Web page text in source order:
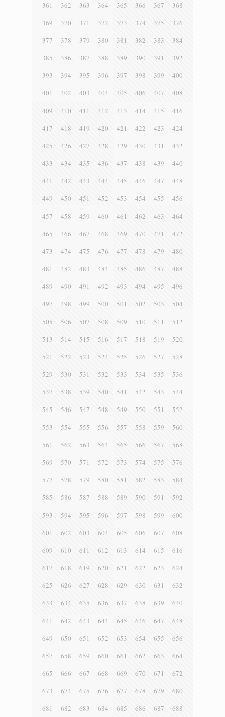
361 362 363 364 365 366 367
368
369
370 371 372 373 374 375
376
377
378 379 380 381 382 383
384
385
386 387 388 389 390 391
392
393
394 395 396 397 398 399
400
401
402 403 404 405 406 407
408
409
410 411 412 413 414 415
416
417
418 419 420 421 422 423
424
425
426 427 428 429 430 431
432
433
434 435 436 437 438 439
440
441
442 443 444 445 446 447
448
449
450 451 452 453 454 455
456
457
458 459 460 461 462 463
464
465
466 467 468 469 470 471
472
473
474 475 476 477 478 479
480
481
482 483 484 485 486 487
488
489
490 491 492 493 494 495
496
497
498 499 500 501 502 503
504
505
506 507 508 509 510 511
512
513
514 515 516 517 518 519
520
521
522 523 524 525 526 527
528
529
530 531 532 533 534 535
536
537
538 539 540 541 542 543
544
545
546 547 548 549 550 551
552
553
554 555 556 557 558 559
560
561
562 563 564 565 566 567
568
569
570 571 572 573 574 575
576
577
578 579 580 581 582 583
584
585
586 587 588 589 590 591
592
593
594 595 596 597 598 599
600
601
602 603 604 605 606 607
608
609
610 611 612 613 614 615
616
617
618 619 620 621 622 623
624
625
626 627 628 629 630 631
632
633
634 635 636 637 638 639
640
641
642 643 644 645 646 647
648
649
650 651 652 653 654 655
656
657
658 659 660 661 662 663
664
665
666 667 668 669 670 671
672
673
674 675 676 677 678 679
680
681
682 683 684 685 686 687
688